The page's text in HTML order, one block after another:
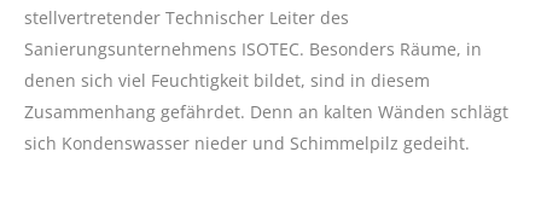
stellvertretender Technischer Leiter des
Sanierungsunternehmens ISOTEC. Besonders Räume, in
denen sich viel Feuchtigkeit bildet, sind in diesem
Zusammenhang gefährdet. Denn an kalten Wänden schlägt
sich Kondenswasser nieder und Schimmelpilz gedeiht.